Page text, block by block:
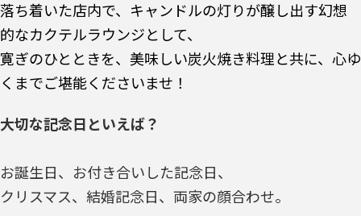
落ち着いた店内で、キャンドルの灯りが醸し出す幻想
的なカクテルラウンジとして、
寛ぎのひとときを、美味しい炭火焼き料理と共に、心ゆ
くまでご堪能くださいませ！
大切な記念日といえば？
お誕生日、お付き合いした記念日、
クリスマス、結婚記念日、両家の顔合わせ。